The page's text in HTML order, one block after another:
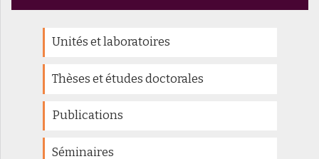
Unités et laboratoires
Thèses et études doctorales
Publications
Séminaires